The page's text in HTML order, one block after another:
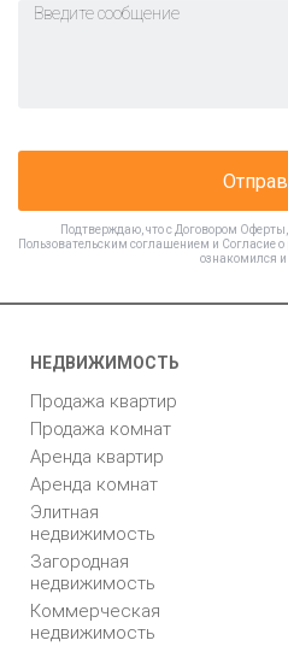
Подтверждаю, что с Договором Оферты
Пользовательским соглашением и Согласие
ознакомился и
НЕДВИЖИМОСТЬ
Продажа квартир
Продажа комнат
Аренда квартир
Аренда комнат
Элитная
недвижимость
Загородная
недвижимость
Коммерческая
недвижимость